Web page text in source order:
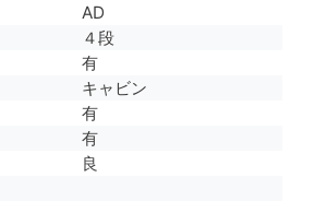
AD
４段
有
キャビン
有
有
良